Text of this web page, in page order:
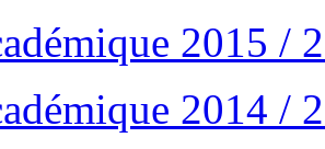
2015 /
2014 /